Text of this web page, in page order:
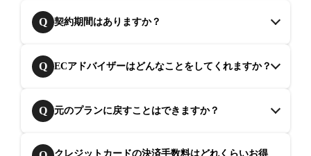
Q 契約期間はありますか？
Q ECアドバイザーはどんなことをしてくれますか？
Q 元のプランに戻すことはできますか？
クレジットカードの決済手数料はどれくらいお得